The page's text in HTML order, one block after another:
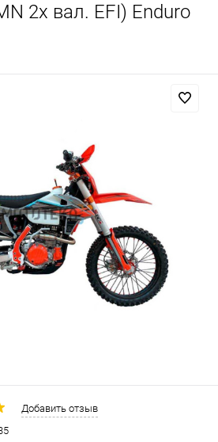
2x вал. EFI) Enduro
Добавить отзыв